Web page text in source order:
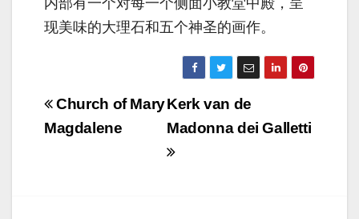
内部有一个对每一个侧面小教堂中殿，呈
现美味的大理石和五个神圣的画作。
Navigazione
articoli
Kerk van de
Madonna dei Galletti
Church of Mary
Magdalene